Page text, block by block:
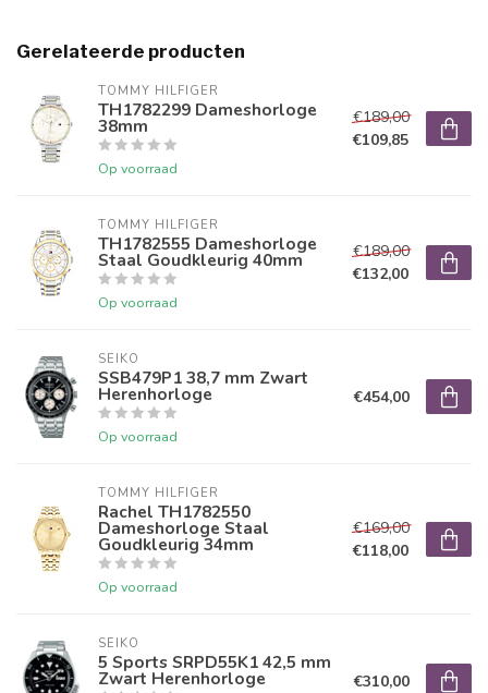
Gerelateerde producten
TOMMY HILFIGER
TH1782299 Dameshorloge
38mm
Op voorraad
€189,00
€109,85
TOMMY HILFIGER
TH1782555 Dameshorloge
Staal Goudkleurig 40mm
Op voorraad
€189,00
€132,00
SEIKO
SSB479P1 38,7 mm Zwart
Herenhorloge
Op voorraad
€454,00
TOMMY HILFIGER
Rachel TH1782550
Dameshorloge Staal
Goudkleurig 34mm
Op voorraad
€169,00
€118,00
SEIKO
5 Sports SRPD55K1 42,5 mm
Zwart Herenhorloge €310,00